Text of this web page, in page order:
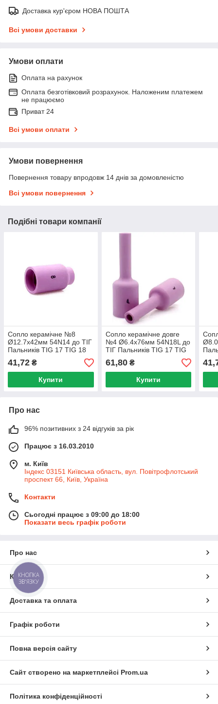
Доставка кур'єром НОВА ПОШТА
Всі умови доставки
Умови оплати
Оплата на рахунок
Оплата безготівковий розрахунок. Наложеним платежем
не працюємо
Приват 24
Всі умови оплати
Умови повернення
Повернення товару впродовж 14 днів за домовленістю
Всі умови повернення
Подібні товари компанії
Сопло керамічне №8
Ø12.7х42мм 54N14 до ТІГ
Пальників TIG 17 TIG 18
TIG 26
41,72 ₴
Купити
Сопло керамічне довге
№4 Ø6.4х76мм 54N18L до
ТІГ Пальників TIG 17 TIG
18 TIG 26
61,80₴
Купити
TIG
Про нас
96% позитивних з 24 відгуків за рік
Працює з 16.03.2010
м. Київ
Індекс 03151 Київська область, вул. Повітрофлотський
проспект 66, Київ, Україна
Контакти
Сьогодні працює з 09:00 до 18:00
Показати весь графік роботи
Про нас
Контакти
Доставка та оплата
Графік роботи
Повна версія сайту
Сайт створено на маркетплейсі Prom.ua
Політика конфіденційності
КНОПКА
ЗВ'ЯЗКУ